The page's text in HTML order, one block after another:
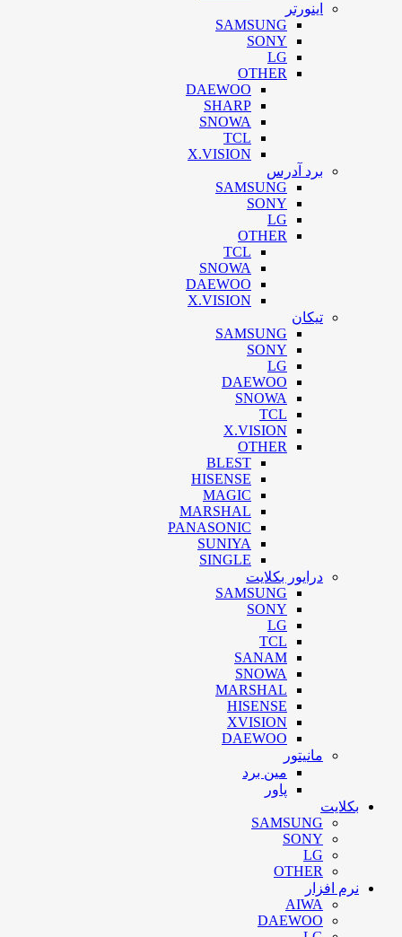
اینورتر
SAMSUNG
SONY
LG
OTHER
DAEWOO
SHARP
SNOWA
TCL
X.VISION
برد آدرس
SAMSUNG
SONY
LG
OTHER
TCL
SNOWA
DAEWOO
X.VISION
تیکان
SAMSUNG
SONY
LG
DAEWOO
SNOWA
TCL
X.VISION
OTHER
BLEST
HISENSE
MAGIC
MARSHAL
PANASONIC
SUNIYA
SINGLE
درایور بکلایت
SAMSUNG
SONY
LG
TCL
SANAM
SNOWA
MARSHAL
HISENSE
XVISION
DAEWOO
مانیتور
مین برد
پاور
بکلایت
SAMSUNG
SONY
LG
OTHER
نرم افزار
AIWA
DAEWOO